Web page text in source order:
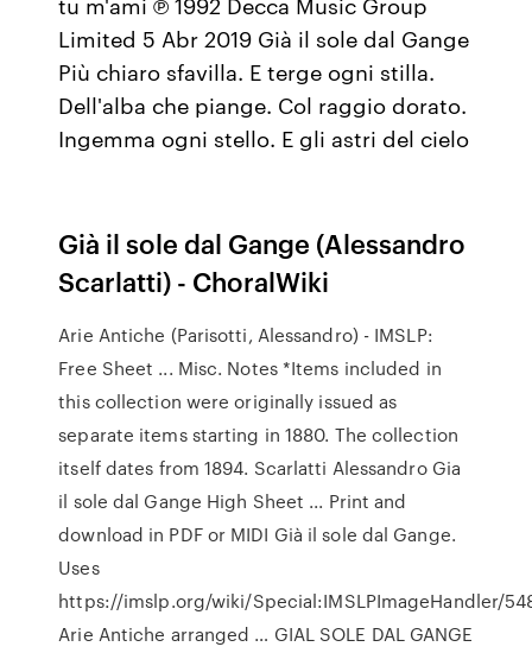
Limited 5 Abr 2019 Già il sole dal Gange
Più chiaro sfavilla. E terge ogni stilla.
Dell'alba che piange. Col raggio dorato.
Ingemma ogni stello. E gli astri del cielo
Già il sole dal Gange (Alessandro
Scarlatti) - ChoralWiki
Arie Antiche (Parisotti, Alessandro) - IMSLP:
Free Sheet ... Misc. Notes *Items included in
this collection were originally issued as
separate items starting in 1880. The collection
itself dates from 1894. Scarlatti Alessandro Gia
il sole dal Gange High Sheet ... Print and
download in PDF or MIDI Già il sole dal Gange.
Uses
https://imslp.org/wiki/Special:IMSLPImageHandler/
Arie Antiche arranged … GIAL SOLE DAL GANGE